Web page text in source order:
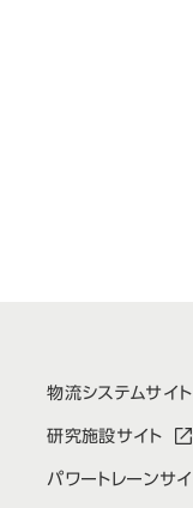
物流システムサイト
研究施設サイト
パワートレーンサイ